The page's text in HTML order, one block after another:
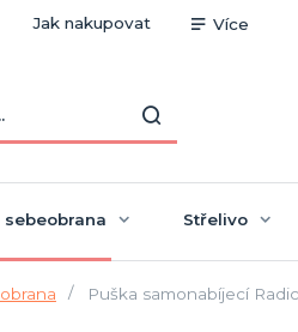
Jak nakupovat Více
sebeobrana Střelivo
Puška samonabíjecí